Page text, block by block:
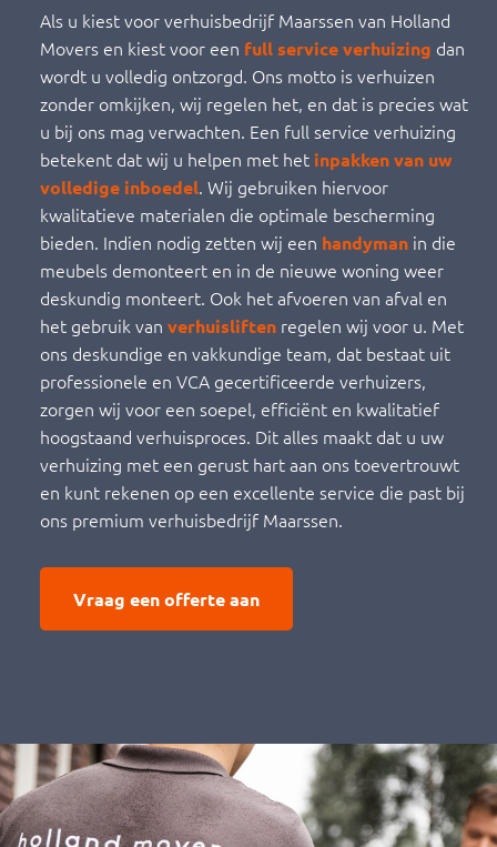
Als u kiest voor verhuisbedrijf Maarssen van Holland
Movers en kiest voor een full service verhuizing dan
wordt u volledig ontzorgd. Ons motto is verhuizen
zonder omkijken, wij regelen het, en dat is precies wat
u bij ons mag verwachten. Een full service verhuizing
betekent dat wij u helpen met het inpakken van uw
volledige inboedel. Wij gebruiken hiervoor
kwalitatieve materialen die optimale bescherming
bieden. Indien nodig zetten wij een handymanin die
meubels demonteert en in de nieuwe woning weer
deskundig monteert. Ook het afvoeren van afval en
het gebruik van verhuisliftenregelen wij voor u. Met
ons deskundige en vakkundige team, dat bestaat uit
professionele en VCA gecertificeerde verhuizers,
zorgen wij voor een soepel, efficiënt en kwalitatief
hoogstaand verhuisproces. Dit alles maakt dat u uw
verhuizing met een gerust hart aan ons toevertrouwt
en kunt rekenen op een excellente service die past bij
ons premium verhuisbedrijf Maarssen.
Vraag een offerte aan